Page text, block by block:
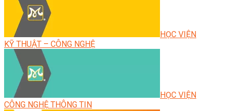
HỌC VIỆN
KỸ THUẬT – CÔNG NGHỆ
HỌC VIỆN
CÔNG NGHỆ THÔNG TIN